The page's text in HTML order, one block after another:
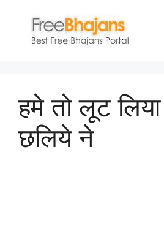
content
हमे तो लूट
छलिये ने